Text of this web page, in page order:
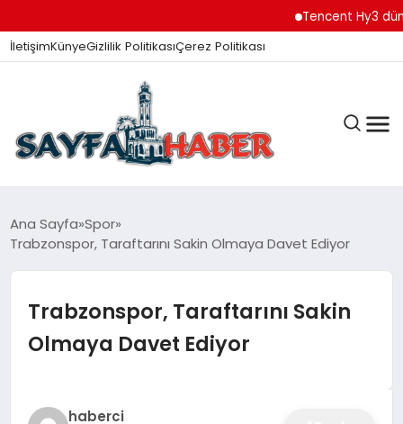
Tencent Hy3
İletişimKünyeGizlilik PolitikasıÇerez Politikası
ANA SAYFA
İZMIR HABERLERI
Ana Sayfa Spor
Trabzonspor, Taraftarını Sakin Olmaya Davet Ediyor
Trabzonspor, Taraftarını Sakin
Olmaya Davet Ediyor
haberci